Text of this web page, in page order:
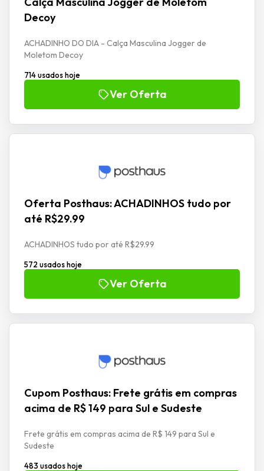
Decoy
ACHADINHO DO DIA - Calça Masculina Jogger de
Moletom Decoy
714 usados hoje
Ver Oferta
Oferta Posthaus: ACHADINHOS tudo por
até R$29.99
ACHADINHOS tudo por até R$29.99
572 usados hoje
Ver Oferta
Cupom Posthaus: Frete grátis em compras
acima de R$ 149 para Sul e Sudeste
Frete grátis em compras acima de R$ 149 para Sul e
Sudeste
483 usados hoje